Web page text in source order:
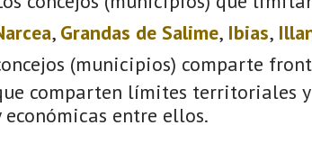
, Grandas de Salime, Ibias,
(municipios) comparte
comparten límites territoriales
económicas entre ellos.